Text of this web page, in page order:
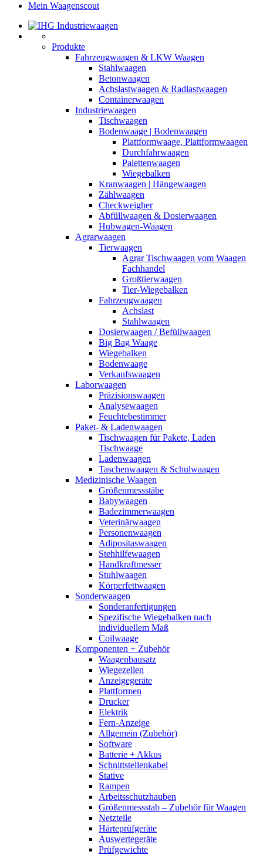
Mein Waagenscout
Produkte
Fahrzeugwaagen & LKW Waagen
Stahlwaagen
Betonwaagen
Achslastwaagen & Radlastwaagen
Containerwaagen
Industriewaagen
Tischwaagen
Bodenwaage | Bodenwaagen
Plattformwaage, Plattformwaagen
Durchfahrwaagen
Palettenwaagen
Wiegebalken
Kranwaagen | Hängewaagen
Zählwaagen
Checkweigher
Abfüllwaagen & Dosierwaagen
Hubwagen-Waagen
Agrarwaagen
Tierwaagen
Agrar Tischwaagen vom Waagen
Fachhandel
Großtierwaagen
Tier-Wiegebalken
Fahrzeugwaagen
Achslast
Stahlwaagen
Dosierwaagen / Befüllwaagen
Big Bag Waage
Wiegebalken
Bodenwaage
Verkaufswaagen
Laborwaagen
Präzisionswaagen
Analysewaagen
Feuchtebestimmer
Paket- & Ladenwaagen
Tischwaagen für Pakete, Laden
Tischwaage
Ladenwaagen
Taschenwaagen & Schulwaagen
Medizinische Waagen
Größenmessstäbe
Babywaagen
Badezimmerwaagen
Veterinärwaagen
Personenwaagen
Adipositaswaagen
Stehhilfewaagen
Handkraftmesser
Stuhlwaagen
Körperfettwaagen
Sonderwaagen
Sonderanfertigungen
Spezifische Wiegebalken nach
individuellem Maß
Coilwaage
Komponenten + Zubehör
Waagenbausatz
Wiegezellen
Anzeigegeräte
Plattformen
Drucker
Elektrik
Fern-Anzeige
Allgemein (Zubehör)
Software
Batterie + Akkus
Schnittstellenkabel
Stative
Rampen
Arbeitsschutzhauben
Größenmessstab – Zubehör für Waagen
Netzteile
Härteprüfgeräte
Auswertegeräte
Prüfgewichte